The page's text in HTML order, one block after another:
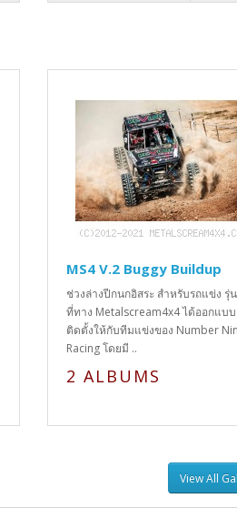
MS4 V.2 Buggy Buildup
ช่วงล่างปีกนกอิสระ สำหรับรถแข่ง รุ่
ที่ทาง Metalscream4x4 ได้ออกแบ
ติดตั้งให้กับทีมแข่งของ Number
Racing โดยมี ..
2 ALBUMS
View All